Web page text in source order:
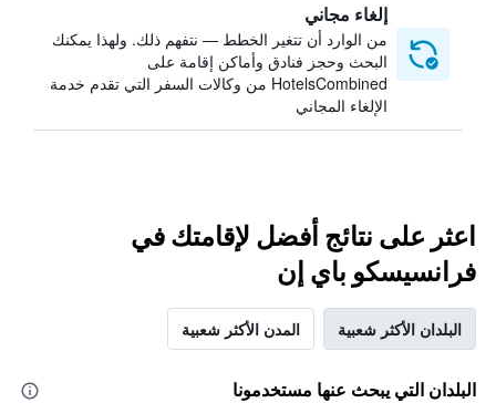
إلغاء مجاني
من الوارد أن تتغير الخطط — نتفهم ذلك. ولهذا يمكنك
البحث وحجز فنادق وأماكن إقامة على
HotelsCombined من وكالات السفر التي تقدم خدمة
الإلغاء المجاني
اعثر على نتائج أفضل لإقامتك في
فرانسيسكو باي إن
البلدان الأكثر شعبية المدن الأكثر شعبية
البلدان التي يبحث عنها مستخدمونا